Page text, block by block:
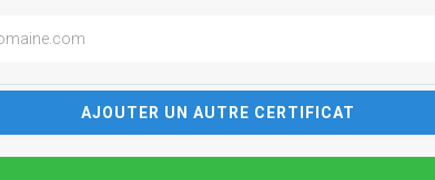
AJOUTER UN AUTRE CERTIFICAT